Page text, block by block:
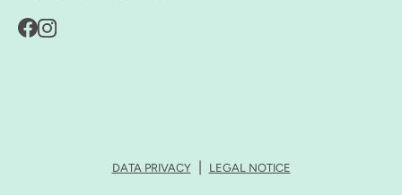
DATA PRIVACY LEGAL NOTICE